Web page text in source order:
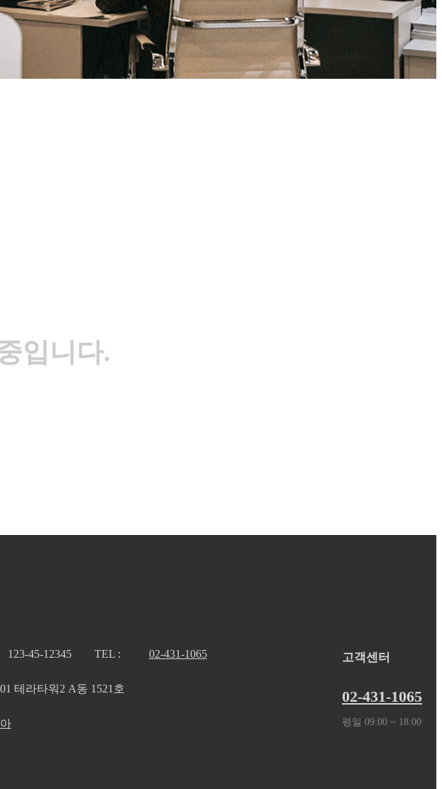
입니다.
123-45-12345 TEL : 02-431-1065
테라타워2 A동 1521호
고객센터
02-431-1065
평일 09:00 ~ 18:00